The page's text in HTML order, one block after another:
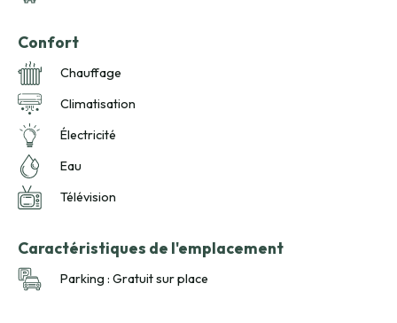
Confort
Chauffage
Climatisation
Électricité
Eau
Télévision
Caractéristiques de l'emplacement
Parking : Gratuit sur place